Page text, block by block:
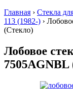
Главная › Стекла
113 (1982-) ›
(Стекло)
Лобовое
7505AGNBL